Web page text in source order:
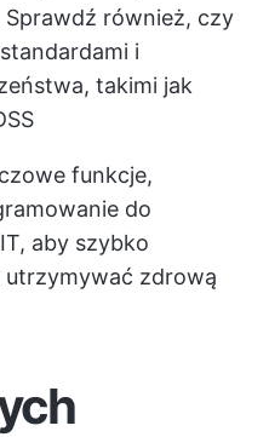
również, czy
i
takimi jak
funkcje,
do
aby szybko
zdrową